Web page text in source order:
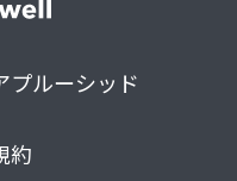
プルーシッド
約